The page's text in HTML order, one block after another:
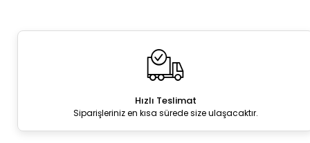
Hızlı Teslimat
Siparişleriniz en kısa sürede size ulaşacaktır.